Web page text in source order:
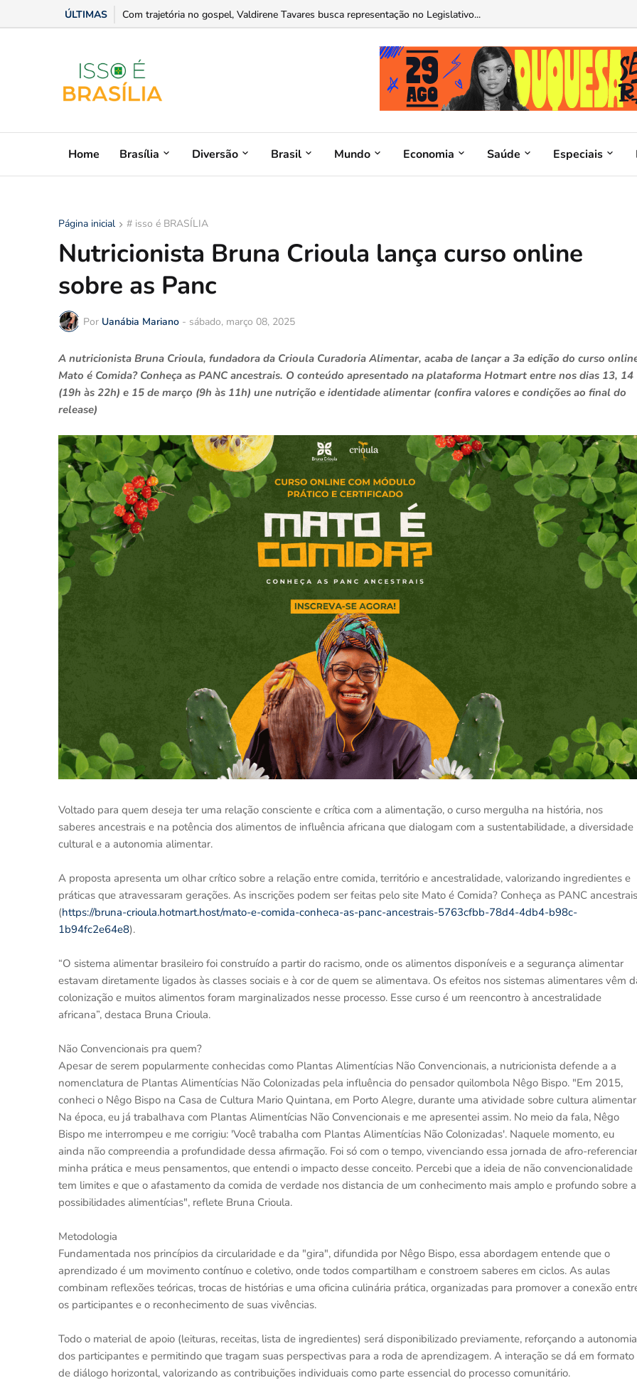
ÚLTIMAS Sesc + Rap 2026 abre distribuição de ingressos neste sábado...
Home Brasília Diversão Brasil Mundo Economia Saúde Especiais
Página inicial # isso é BRASÍLIA
Nutricionista Bruna Crioula lança curso online
sobre as Panc
Por Uanábia Mariano - sábado, março 08, 2025
A nutricionista Bruna Crioula, fundadora da Crioula Curadoria Alimentar, acaba de lançar a 3a edição do curso
Mato é Comida? Conheça as PANC ancestrais. O conteúdo apresentado na plataforma Hotmart entre nos dias 13, 14
(19h às 22h) e 15 de março (9h às 11h) une nutrição e identidade alimentar (confira valores e condições ao final do
release)
Voltado para quem deseja ter uma relação consciente e crítica com a alimentação, o curso mergulha na história, nos
saberes ancestrais e na potência dos alimentos de influência africana que dialogam com a sustentabilidade, a diversidade
cultural e a autonomia alimentar.
A proposta apresenta um olhar crítico sobre a relação entre comida, território e ancestralidade, valorizando ingredientes e
práticas que atravessaram gerações. As inscrições podem ser feitas pelo site Mato é Comida? Conheça as PANC ancestrais
(https://bruna-crioula.hotmart.host/mato-e-comida-conheca-as-panc-ancestrais-5763cfbb-78d4-4db4-b98c-
1b94fc2e64e8).
“O sistema alimentar brasileiro foi construído a partir do racismo, onde os alimentos disponíveis e a segurança alimentar
estavam diretamente ligados às classes sociais e à cor de quem se alimentava. Os efeitos nos sistemas alimentares vêm
colonização e muitos alimentos foram marginalizados nesse processo. Esse curso é um reencontro à ancestralidade
africana”, destaca Bruna Crioula.
Não Convencionais pra quem?
Apesar de serem popularmente conhecidas como Plantas Alimentícias Não Convencionais, a nutricionista defende a a
nomenclatura de Plantas Alimentícias Não Colonizadas pela influência do pensador quilombola Nêgo Bispo. "Em 2015,
conheci o Nêgo Bispo na Casa de Cultura Mario Quintana, em Porto Alegre, durante uma atividade sobre cultura
Na época, eu já trabalhava com Plantas Alimentícias Não Convencionais e me apresentei assim. No meio da fala, Nêgo
Bispo me interrompeu e me corrigiu: 'Você trabalha com Plantas Alimentícias Não Colonizadas'. Naquele momento, eu
ainda não compreendia a profundidade dessa afirmação. Foi só com o tempo, vivenciando essa jornada de afro-referenciar
minha prática e meus pensamentos, que entendi o impacto desse conceito. Percebi que a ideia de não convencionalidade
tem limites e que o afastamento da comida de verdade nos distancia de um conhecimento mais amplo e profundo sobre
possibilidades alimentícias", reflete Bruna Crioula.
Metodologia
Fundamentada nos princípios da circularidade e da "gira", difundida por Nêgo Bispo, essa abordagem entende que o
aprendizado é um movimento contínuo e coletivo, onde todos compartilham e constroem saberes em ciclos. As aulas
combinam reflexões teóricas, trocas de histórias e uma oficina culinária prática, organizadas para promover a conexão
os participantes e o reconhecimento de suas vivências.
Todo o material de apoio (leituras, receitas, lista de ingredientes) será disponibilizado previamente, reforçando a autonomia
dos participantes e permitindo que tragam suas perspectivas para a roda de aprendizagem. A interação se dá em formato
de diálogo horizontal, valorizando as contribuições individuais como parte essencial do processo comunitário.